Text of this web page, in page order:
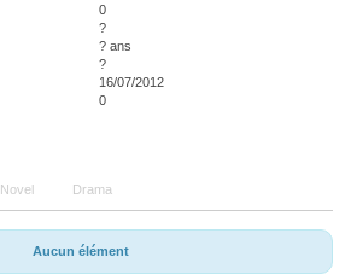
0
?
? ans
?
16/07/2012
0
Novel Drama
Aucun élément